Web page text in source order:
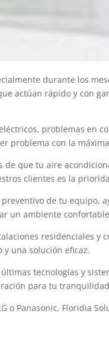
durante los
actúan rápido y con
problemas en
problema con la
que tu aire
clientes es la
de tu
un ambiente
residenciales
una solución eficaz.
tecnologías y
para tu
Panasonic, Floridia